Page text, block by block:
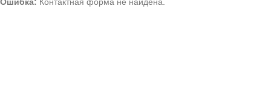
Ошибка: Контактная форма не найдена.